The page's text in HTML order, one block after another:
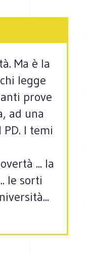
Ma è la
legge
prove
ad una
I temi
... la
le sorti